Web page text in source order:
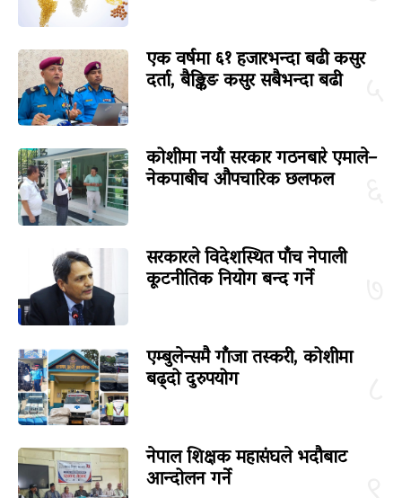
एक वर्षमा ६१ हजारभन्दा बढी कसुर
दर्ता, बैङ्किङ कसुर सबैभन्दा बढी
कोशीमा नयाँ सरकार गठनबारे एमाले–
नेकपाबीच औपचारिक छलफल
सरकारले विदेशस्थित पाँच नेपाली
कूटनीतिक नियोग बन्द गर्ने
एम्बुलेन्समै गाँजा तस्करी, कोशीमा
बढ्दो दुरुपयोग
नेपाल शिक्षक महासंघले भदौबाट
आन्दोलन गर्ने